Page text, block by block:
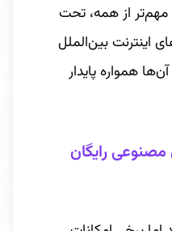
مهم‌تر از همه، تحت
اینترنت بین‌الملل
همواره پایدار
رایگان